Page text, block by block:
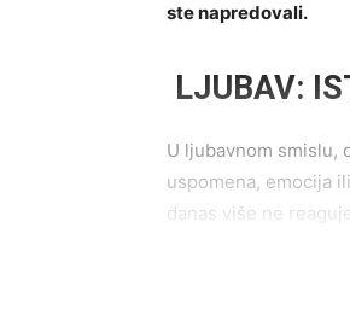
ste napredovali.
LJUBAV:
U ljubavnom smislu,
uspomena, emocija
danas više ne
Ako ste u vezi, ovaj
imate. Možda